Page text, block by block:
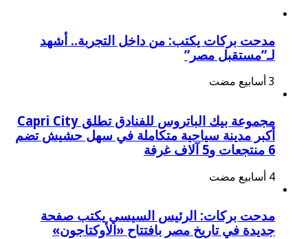
مدحت بركات يكتب: من داخل التجربة.. أشهد
لـ”مستقبل مصر”
مجموعة بيك الباتروس للفنادق تطلق Capri City
أكبر مدينة سياحية متكاملة في سهل حشيش تضم
6 منتجعات و5 آلاف غرفة
مدحت بركات: الرئيس السيسي يكتب صفحة
جديدة في تاريخ مصر بافتتاح «الأوكتاجون»